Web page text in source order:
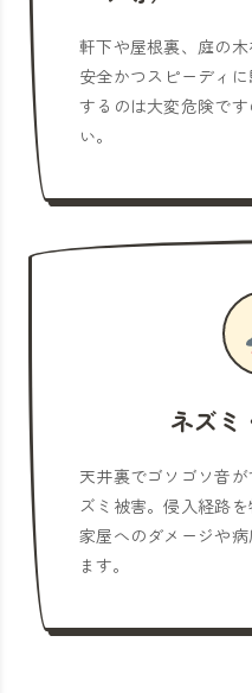
軒下や屋根裏、庭の木
安全かつスピーディ
するのは大変危険で
い。
ネズミ
天井裏でゴソゴソ音
ズミ被害。侵入経路を
家屋へのダメージや
ます。